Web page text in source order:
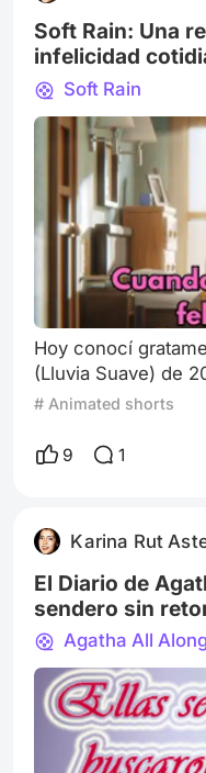
Soft Rain: Una
infelicidad
Soft Rain
Hoy conocí
(Lluvia Suave) de
Peliplat. Y quiero
títulos finales se
nuestra
presente. La vida
# Animated shorts
9 1
Karina Rut
El Diario de
sendero sin
Agatha All